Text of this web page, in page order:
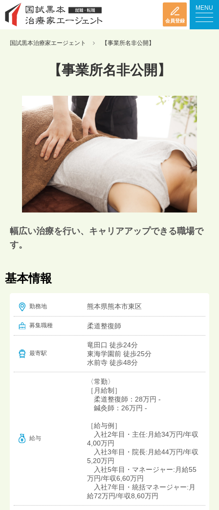
会員登録
MENU
国試黒本治療家エージェント 【事業所名非公開】
【事業所名非公開】
幅広い治療を行い、キャリアアップできる職場で
す。
基本情報
勤務地 熊本県熊本市東区
募集職種 柔道整復師
最寄駅
竜田口 徒歩24分
東海学園前 徒歩25分
水前寺 徒歩48分
給与
〈常勤〉
［月給制］
柔道整復師：28万円 -
鍼灸師：26万円 -
［給与例］
入社2年目・主任:月給34万円/年収
4,00万円
入社3年目・院長:月給44万円/年収
5,20万円
入社5年目・マネージャー:月給55
万円/年収6,60万円
入社7年目・統括マネージャー:月
給72万円/年収8,60万円